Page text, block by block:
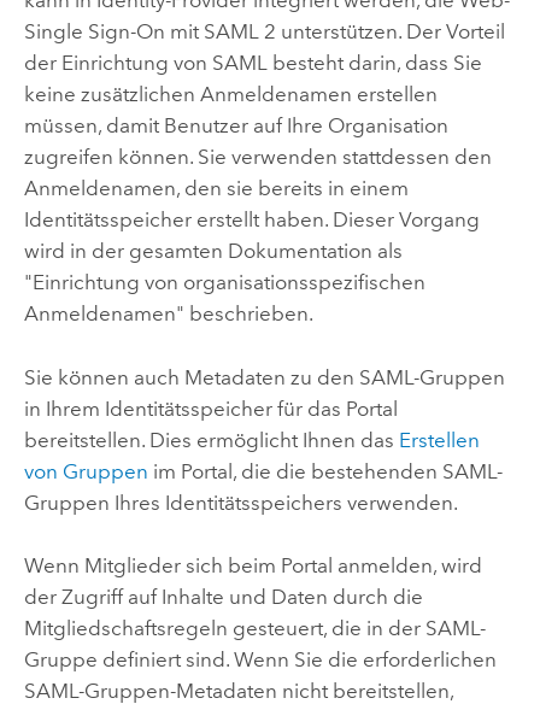
Single Sign-On mit SAML2 unterstützen. Der Vorteil
der Einrichtung von SAMLbesteht darin, dass Sie
keine zusätzlichen Anmeldenamen erstellen
müssen, damit Benutzer auf Ihre Organisation
zugreifen können. Sie verwenden stattdessen den
Anmeldenamen, den sie bereits in einem
Identitätsspeicher erstellt haben. Dieser Vorgang
wird in der gesamten Dokumentation als
"Einrichtung von organisationsspezifischen
Anmeldenamen" beschrieben.
Sie können auch Metadaten zu den SAML -Gruppen
in Ihrem Identitätsspeicher für das Portal
bereitstellen. Dies ermöglicht Ihnen das Erstellen
von Gruppen im Portal, die die bestehenden SAML -
Gruppen Ihres Identitätsspeichers verwenden.
Wenn Mitglieder sich beim Portal anmelden, wird
der Zugriff auf Inhalte und Daten durch die
Mitgliedschaftsregeln gesteuert, die in der SAML -
Gruppe definiert sind. Wenn Sie die erforderlichen
SAML -Gruppen-Metadaten nicht bereitstellen,